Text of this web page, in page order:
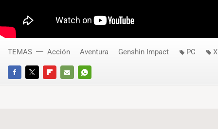
FACEBOOKTWITTERFLIPBOARD
E-
WHATSAPP
TEMAS Acción Aventura Genshin Impact PC